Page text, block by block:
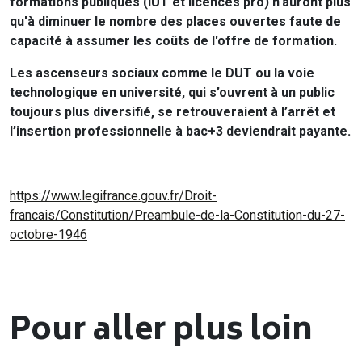
qu'à diminuer le nombre des places ouvertes faute de
capacité à assumer les coûts de l'offre de formation.
Les ascenseurs sociaux comme le DUT ou la voie
technologique en université, qui s’ouvrent à un public
toujours plus diversifié, se retrouveraient à l’arrêt et
l’insertion professionnelle à bac+3 deviendrait payante.
https://www.legifrance.gouv.fr/Droit-
francais/Constitution/Preambule-de-la-Constitution-du-27-
octobre-1946
Pour aller plus loin